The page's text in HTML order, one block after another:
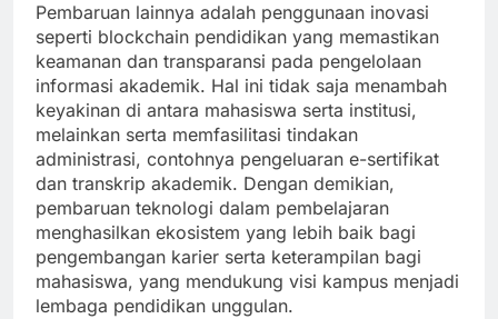
Pembaruan lainnya adalah penggunaan inovasi
seperti blockchain pendidikan yang memastikan
keamanan dan transparansi pada pengelolaan
informasi akademik. Hal ini tidak saja menambah
keyakinan di antara mahasiswa serta institusi,
melainkan serta memfasilitasi tindakan
administrasi, contohnya pengeluaran e-sertifikat
dan transkrip akademik. Dengan demikian,
pembaruan teknologi dalam pembelajaran
menghasilkan ekosistem yang lebih baik bagi
pengembangan karier serta keterampilan bagi
mahasiswa, yang mendukung visi kampus menjadi
lembaga pendidikan unggulan.